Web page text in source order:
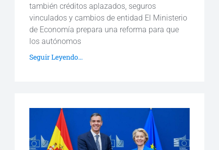
también créditos aplazados, seguros
vinculados y cambios de entidad El Ministerio
de Economía prepara una reforma para que
los autónomos
Seguir Leyendo...